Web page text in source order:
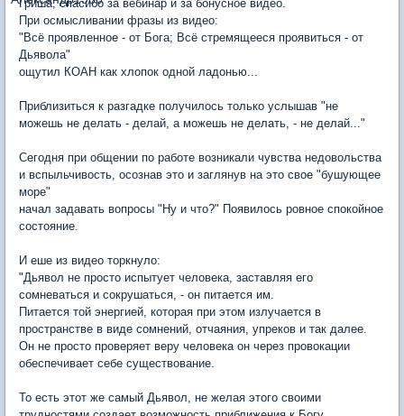
Гриша, спасибо за вебинар и за бонусное видео.
При осмысливании фразы из видео:
"Всё проявленное - от Бога; Всё стремящееся проявиться - от
Дьявола"
ощутил КОАН как хлопок одной ладонью...
Приблизиться к разгадке получилось только услышав "не
можешь не делать - делай, а можешь не делать, - не делай..."
Сегодня при общении по работе возникали чувства недовольства
и вспыльчивость, осознав это и заглянув на это свое "бушующее
море"
начал задавать вопросы "Ну и что?" Появилось ровное спокойное
состояние.
И еше из видео торкнуло:
"Дьявол не просто испытует человека, заставляя его
сомневаться и сокрушаться, - он питается им.
Питается той энергией, которая при этом излучается в
пространстве в виде сомнений, отчаяния, упреков и так далее.
Он не просто проверяет веру человека он через провокации
обеспечивает себе существование.
То есть этот же самый Дьявол, не желая этого своими